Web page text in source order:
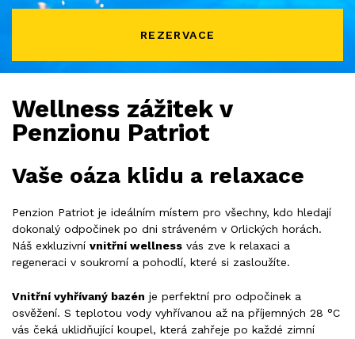
Wellness zážitek v
Penzionu Patriot
Vaše oáza klidu a relaxace
Penzion Patriot je ideálním místem pro všechny, kdo hledají
dokonalý odpočinek po dni stráveném v Orlických horách.
Náš exkluzivní vnitřní wellness vás zve k relaxaci a
regeneraci v soukromí a pohodlí, které si zasloužíte.
Vnitřní vyhřívaný bazén je perfektní pro odpočinek a
osvěžení. S teplotou vody vyhřívanou až na příjemných 28 °C
vás čeká uklidňující koupel, která zahřeje po každé zimní
REZERVACE